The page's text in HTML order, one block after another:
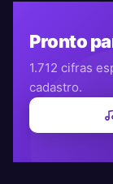
Pronto
1.712 cifras
cadastro.